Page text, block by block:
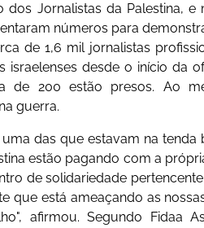
Jornalistas da Palestina, e
números para
de 1,6 mil jornalistas
israelenses desde o início da
de 200 estão presos. Ao
guerra.
das que estavam na
estão pagando com a
de solidariedade
que está ameaçando as
afirmou. Segundo Fidaa